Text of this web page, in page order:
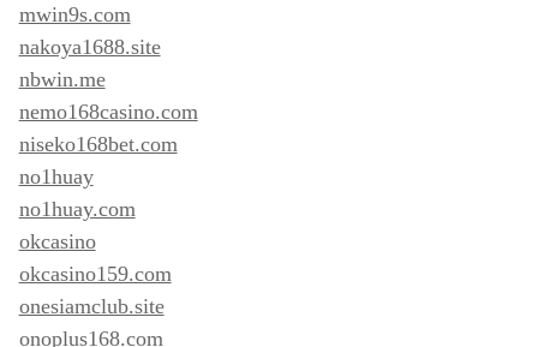
mwin9s.com
nakoya1688.site
nbwin.me
nemo168casino.com
niseko168bet.com
no1huay
no1huay.com
okcasino
okcasino159.com
onesiamclub.site
onoplus168.com